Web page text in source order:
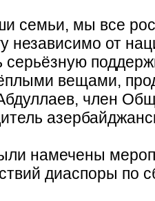
семьи, мы все
независимо от
серьёзную
вещами,
член
намечены
диаспоры по